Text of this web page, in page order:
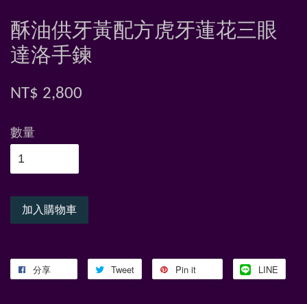
酥油供牙黃配方虎牙蓮花三眼
達洛手鍊
NT$ 2,800
數量
加入購物車
分享 Tweet Pin it LINE